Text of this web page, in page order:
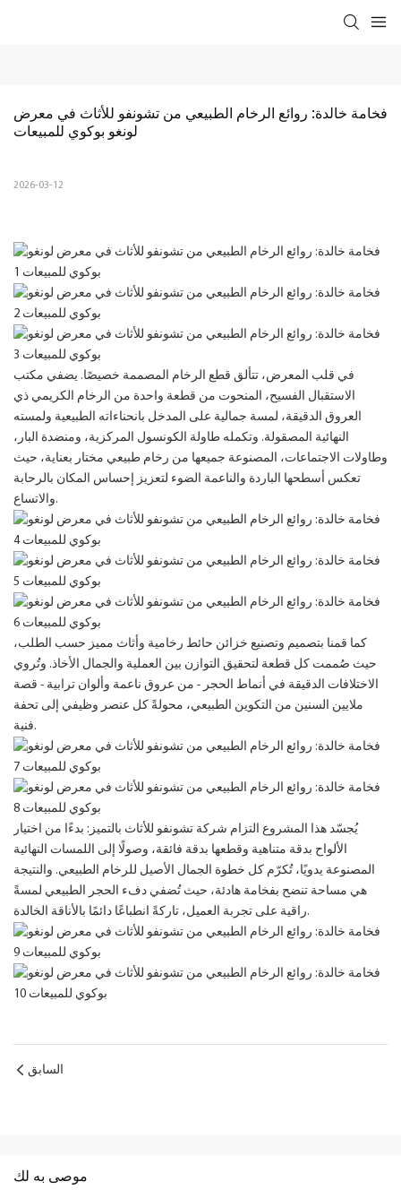
فخامة خالدة: روائع الرخام الطبيعي من تشونفو للأثاث في معرض
لونغو بوكوي للمبيعات
2026-03-12
في قلب المعرض، تتألق قطع الرخام المصممة خصيصًا. يضفي مكتب
الاستقبال الفسيح، المنحوت من قطعة واحدة من الرخام الكريمي ذي
العروق الدقيقة، لمسة جمالية على المدخل بانحناءاته الطبيعية ولمسته
النهائية المصقولة. وتكمله طاولة الكونسول المركزية، ومنضدة البار،
وطاولات الاجتماعات، المصنوعة جميعها من رخام طبيعي مختار بعناية، حيث
تعكس أسطحها الباردة والناعمة الضوء لتعزيز إحساس المكان بالرحابة
والاتساع.
كما قمنا بتصميم وتصنيع خزائن حائط رخامية وأثاث مميز حسب الطلب،
حيث صُممت كل قطعة لتحقيق التوازن بين العملية والجمال الأخاذ. وتُروي
الاختلافات الدقيقة في أنماط الحجر - من عروق ناعمة وألوان ترابية - قصة
ملايين السنين من التكوين الطبيعي، محولةً كل عنصر وظيفي إلى تحفة
فنية.
يُجسّد هذا المشروع التزام شركة تشونفو للأثاث بالتميز: بدءًا من اختيار
الألواح بدقة متناهية وقطعها بدقة فائقة، وصولًا إلى اللمسات النهائية
المصنوعة يدويًا، تُكرّم كل خطوة الجمال الأصيل للرخام الطبيعي. والنتيجة
هي مساحة تنضح بفخامة هادئة، حيث تُضفي دفء الحجر الطبيعي لمسةً
راقية على تجربة العميل، تاركةً انطباعًا دائمًا بالأناقة الخالدة.
السابق
موصى به لك